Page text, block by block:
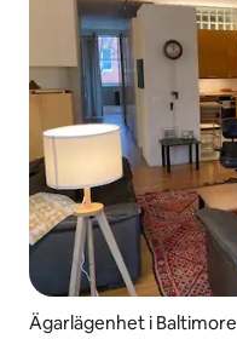
Ägarlägenhet i Baltimore